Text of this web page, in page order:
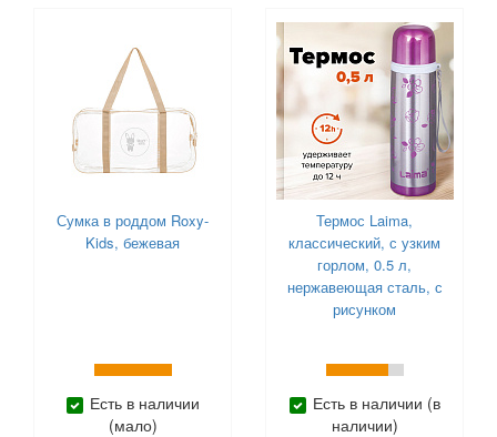
Сумка в роддом Roxy-
Kids, бежевая
Есть в наличии
(мало)
Термос Laima,
классический, с узким
горлом, 0.5 л,
нержавеющая сталь, с
рисунком
Есть в наличии (в
наличии)